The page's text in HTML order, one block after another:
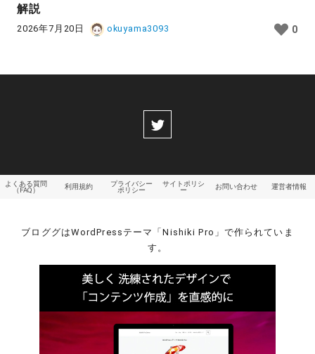
解説
2026年7月20日 okuyama3093 0
よくある質問
（FAQ）
利用規約
プライバシー
ポリシー
サイトポリシ
ー
お問い合わせ 運営者情報
ブロググはWordPressテーマ「Nishiki Pro」で作られていま
す。